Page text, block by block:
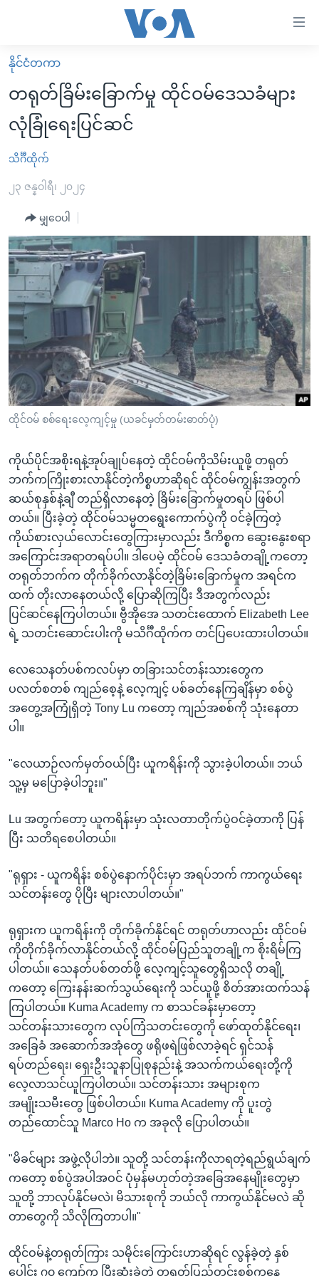
လွယ်ကူ
စေ
သည့်
Link
များ
ပင်မ
ကျော်
ကြည့်
ပင်မ
အ
ညွန်း
စာမျက်နှာ
သို့
ကျော်
ကြည့်
ရှာဖွေ
ရန်
နေရာ
သို့
ကျော်
ရန်
မူလစာမျက်နှာ
မြန်မာ
ကမ္ဘာ့သတင်းများ
နိုင်ငံတကာ
အမေရိကန်
အစ္စရေး-ပါလက်စတိုင်း
ဗွီဒီယို
သတင်းလွတ်လပ်ခွင့်
အင်္ဂလိပ်စာလေ့လာမယ်
အမေရိကန်သုံးအီဒီယံ
မကြေးမုံရဲ့ အင်္ဂလိပ်စာ
ရုပ်ရှင်ထဲက အင်္ဂလိပ်စာ
သုတပဒေသာ အင်္ဂလိပ်စာ
အပတ်စဉ်ကဏ္ဍများ
ရေဒီယို
တီဗွီ
ရေဒီယိုနှင့်ရုပ်သံ အချက်အလက်များ
ရေဒီယို/တီဗွီအစီအစဉ်
Learning English
ဗွီအိုအေ လူမှုကွန်ယက်များ
ဘာသာစကားများ
နိုင်ငံတကာ
တရုတ်ခြိမ်းခြောက်မှု ထိုင်ဝမ်ဒေသခံများ
လုံခြုံရေးပြင်ဆင်
သိင်္ဂီထိုက်
၂၃ ဇန္နဝါရီ၊ ၂၀၂၄
မျှဝေပါ
ထိုင်ဝမ် စစ်ရေးလေ့ကျင့်မှု (ယခင်မှတ်တမ်းဓာတ်ပုံ)
ကိုယ်ပိုင်အစိုးရနဲ့အုပ်ချုပ်နေတဲ့ ထိုင်ဝမ်ကိုသိမ်းယူဖို့ တရုတ်
ဘက်ကကြိုးစားလာနိုင်တဲ့ကိစ္စဟာဆိုရင် ထိုင်ဝမ်ကျွန်းအတွက်
ဆယ်စုနှစ်နဲ့ချီ တည်ရှိလာနေတဲ့ ခြိမ်းခြောက်မှုတရပ် ဖြစ်ပါ
တယ်။ ပြီးခဲ့တဲ့ ထိုင်ဝမ်သမ္မတရွေးကောက်ပွဲကို ဝင်ခဲ့ကြတဲ့
ကိုယ်စားလှယ်လောင်းတွေကြားမှာလည်း ဒီကိစ္စက ဆွေးနွေးစရာ
အကြောင်းအရာတရပ်ပါ။ ဒါပေမဲ့ ထိုင်ဝမ် ဒေသခံတချို့ကတော့
တရုတ်ဘက်က တိုက်ခိုက်လာနိုင်တဲ့ခြိမ်းခြောက်မှုက အရင်က
ထက် တိုးလာနေတယ်လို့ ပြောဆိုကြပြီး ဒီအတွက်လည်း
ပြင်ဆင်နေကြပါတယ်။ ဗွီအိုအေ သတင်းထောက် Elizabeth Lee
ရဲ့ သတင်းဆောင်းပါးကို မသိင်္ဂီထိုက်က တင်ပြပေးထားပါတယ်။
လေသေနတ်ပစ်ကလပ်မှာ တခြားသင်တန်းသားတွေက
ပလတ်စတစ် ကျည်စေ့နဲ့ လေ့ကျင့် ပစ်ခတ်နေကြချိန်မှာ စစ်ပွဲ
အတွေ့အကြုံရှိတဲ့ Tony Lu ကတော့ ကျည်အစစ်ကို သုံးနေတာ
ပါ။
"လေယာဉ်လက်မှတ်ဝယ်ပြီး ယူကရိန်းကို သွားခဲ့ပါတယ်။ ဘယ်
သူ့မှ မပြောခဲ့ပါဘူး။"
Lu အတွက်တော့ ယူကရိန်းမှာ သုံးလတာတိုက်ပွဲဝင်ခဲ့တာကို ပြန်
ပြီး သတိရစေပါတယ်။
"ရုရှား - ယူကရိန်း စစ်ပွဲနောက်ပိုင်းမှာ အရပ်ဘက် ကာကွယ်ရေး
သင်တန်းတွေ ပိုပြီး များလာပါတယ်။"
ရုရှားက ယူကရိန်းကို တိုက်ခိုက်နိုင်ရင် တရုတ်ဟာလည်း ထိုင်ဝမ်
ကိုတိုက်ခိုက်လာနိုင်တယ်လို့ ထိုင်ဝမ်ပြည်သူတချို့က စိုးရိမ်ကြ
ပါတယ်။ သေနတ်ပစ်တတ်ဖို့ လေ့ကျင့်သူတွေရှိသလို တချို့
ကတော့ ကြေးနန်းဆက်သွယ်ရေးကို သင်ယူဖို့ စိတ်အားထက်သန်
ကြပါတယ်။ Kuma Academy က စာသင်ခန်းမှာတော့
သင်တန်းသားတွေက လုပ်ကြံသတင်းတွေကို ဖော်ထုတ်နိုင်ရေး၊
အခြေခံ အဆောက်အအုံတွေ ဖရိုဖရဲဖြစ်လာခဲ့ရင် ရှင်သန်
ရပ်တည်ရေး၊ ရှေးဦးသူနာပြုစုနည်းနဲ့ အသက်ကယ်ရေးတို့ကို
လေ့လာသင်ယူကြပါတယ်။ သင်တန်းသား အများစုက
အမျိုးသမီးတွေ ဖြစ်ပါတယ်။ Kuma Academy ကို ပူးတွဲ
တည်ထောင်သူ Marco Ho က အခုလို ပြောပါတယ်။
"မိခင်များ အဖွဲ့လိုပါဘဲ။ သူတို့ သင်တန်းကိုလာရတဲ့ရည်ရွယ်ချက်
ကတော့ စစ်ပွဲအပါအဝင် ပုံမှန်မဟုတ်တဲ့အခြေအနေမျိုးတွေမှာ
သူတို့ ဘာလုပ်နိုင်မလဲ၊ မိသားစုကို ဘယ်လို ကာကွယ်နိုင်မလဲ ဆို
တာတွေကို သိလိုကြတာပါ။"
ထိုင်ဝမ်နဲ့တရုတ်ကြား သမိုင်းကြောင်းဟာဆိုရင် လွန်ခဲ့တဲ့ နှစ်
ပေါင်း ၇၀ ကျော်က ပြီးဆုံးခဲ့တဲ့ တရုတ်ပြည်တွင်းစစ်ကနေ